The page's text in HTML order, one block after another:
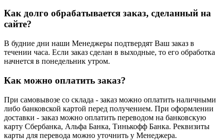
Как долго обрабатывается заказ, сделанный на
сайте?
В будние дни наши Менеджеры подтвердят Ваш заказ в
течении часа. Если заказ сделан в выходные, то его обработка
начнется в понедельник утром.
Как можно оплатить заказ?
При самовывозе со склада - заказ можно оплатить наличными
либо банковской картой перед получением. При оформлении
доставки - заказ можно оплатить переводом на банковскую
карту Сбербанка, Альфа Банка, Тинькофф Банка. Реквизиты
карты для перевода можно уточнить у Менеджера.